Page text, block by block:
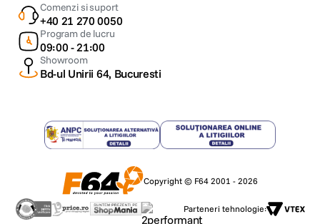
Comenzi si suport
+40 21 270 0050
Program de lucru
09:00 - 21:00
Showroom
Bd-ul Unirii 64, Bucuresti
Copyright © F64 2001 - 2026
Parteneri tehnologie: